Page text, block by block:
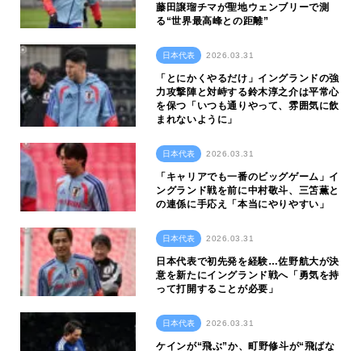
藤田譲瑠チマが聖地ウェンブリーで測
る“世界最高峰との距離”
日本代表 2026.03.31
「とにかくやるだけ」イングランドの強
力攻撃陣と対峙する鈴木淳之介は平常心
を保つ「いつも通りやって、雰囲気に飲
まれないように」
日本代表 2026.03.31
「キャリアでも一番のビッグゲーム」イ
ングランド戦を前に中村敬斗、三笘薫と
の連係に手応え「本当にやりやすい」
日本代表 2026.03.31
日本代表で初先発を経験…佐野航大が決
意を新たにイングランド戦へ「勇気を持
って打開することが必要」
日本代表 2026.03.31
ケインが“飛ぶ”か、町野修斗が“飛ばな